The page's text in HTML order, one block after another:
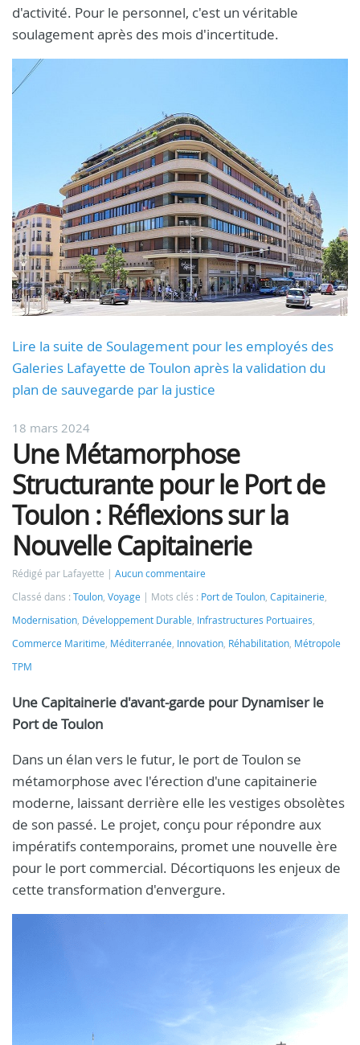
d'activité. Pour le personnel, c'est un véritable
soulagement après des mois d'incertitude.
Lire la suite de Soulagement pour les employés des
Galeries Lafayette de Toulon après la validation du
plan de sauvegarde par la justice
18 mars 2024
Une Métamorphose
Structurante pour le Port de
Toulon : Réflexions sur la
Nouvelle Capitainerie
Rédigé par Lafayette
Aucun commentaire
Classé dans : Toulon, Voyage Mots clés : Port de Toulon, Capitainerie,
Modernisation, Développement Durable, Infrastructures Portuaires,
Commerce Maritime, Méditerranée, Innovation, Réhabilitation, Métropole
TPM
Une Capitainerie d'avant-garde pour Dynamiser le
Port de Toulon
Dans un élan vers le futur, le port de Toulon se
métamorphose avec l'érection d'une capitainerie
moderne, laissant derrière elle les vestiges obsolètes
de son passé. Le projet, conçu pour répondre aux
impératifs contemporains, promet une nouvelle ère
pour le port commercial. Décortiquons les enjeux de
cette transformation d'envergure.